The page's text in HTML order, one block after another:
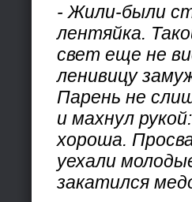
- Жили-были
лентяйка.
свет еще не
ленивицу
Парень не
и махнул
хороша.
уехали
закатился